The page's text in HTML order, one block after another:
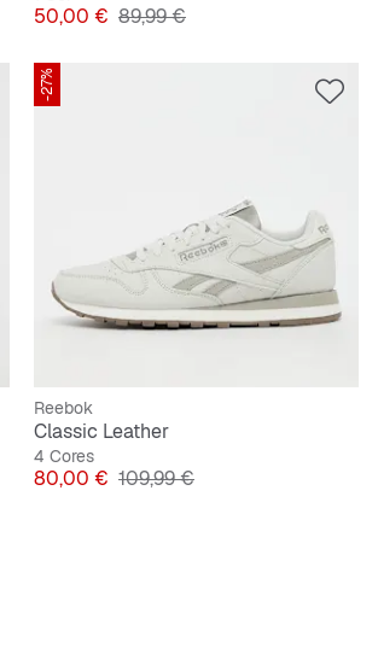
Preço
50,00 € Preço original
89,99 €
-27%
Reebok
Classic Leather
4 Cores
Preço
80,00 € Preço original
109,99 €